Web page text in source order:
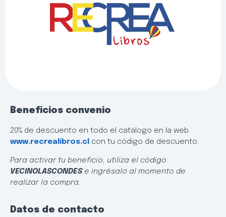
Beneficios convenio
20% de descuento en todo el catálogo en la web
www.recrealibros.cl con tu código de descuento.
Para activar tu beneficio, utiliza el código
VECINOLASCONDESe ingrésalo al momento de
realizar la compra.
Datos de contacto